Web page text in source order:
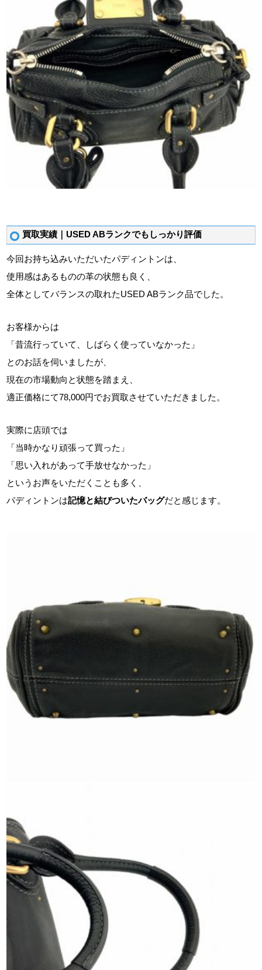
買取実績｜USED ABランクでもしっかり評価
今回お持ち込みいただいたパディントンは、
使用感はあるものの革の状態も良く、
全体としてバランスの取れたUSED ABランク品でした。
お客様からは
「昔流行っていて、しばらく使っていなかった」
とのお話を伺いましたが、
現在の市場動向と状態を踏まえ、
適正価格にて78,000円でお買取させていただきました。
実際に店頭では
「当時かなり頑張って買った」
「思い入れがあって手放せなかった」
というお声をいただくことも多く、
パディントンは記憶と結びついたバッグだと感じます。